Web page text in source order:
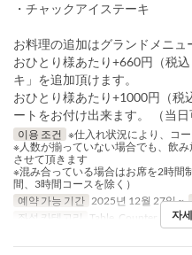
・チャックアイステーキ
お料理の追加はグランドメニ
おひとり様あたり+660円（税
キ」を追加頂けます。
おひとり様あたり+1000円（税
ートをお付け出来ます。 （当日
이용 조건 ※仕入れ状況により、コ
※人数が揃っていない場合でも、飲
させて頂きます
※混み合っている場合はお席を2時間
間、3時間コースを除く）
예약 가능 기간 2025년 12월 27일 ~
좌석 카테고리
Table, Counter, 자